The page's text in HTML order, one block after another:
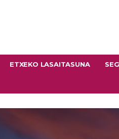
ETXEKO LASAITASUNA